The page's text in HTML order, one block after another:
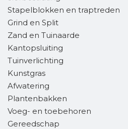
Stapelblokken en traptreden
Grind en Split
Zand en Tuinaarde
Kantopsluiting
Tuinverlichting
Kunstgras
Afwatering
Plantenbakken
Voeg- en toebehoren
Gereedschap